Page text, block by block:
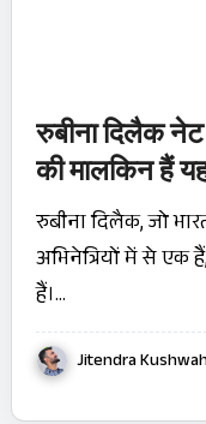
रुबीना दिलैक
की मालकिन हैं
सफलता का राज
रुबीना दिलैक, जो भारतीय टेलीविजन की सबसे लोकप्रिय
अभिनेत्रियों में से एक
हैं।…
Jitendra